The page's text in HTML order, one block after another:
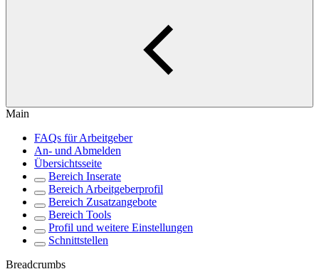
Main
FAQs für Arbeitgeber
An- und Abmelden
Übersichtsseite
Bereich Inserate
Bereich Arbeitgeberprofil
Bereich Zusatzangebote
Bereich Tools
Profil und weitere Einstellungen
Schnittstellen
Breadcrumbs